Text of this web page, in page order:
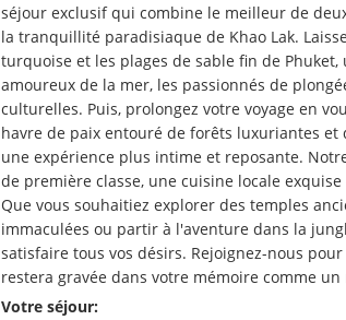
séjour exclusif qui combine le meilleur de
la tranquillité paradisiaque de Khao Lak.
turquoise et les plages de sable fin de
amoureux de la mer, les passionnés de
culturelles. Puis, prolongez votre voyage en
havre de paix entouré de forêts luxuriantes
une expérience plus intime et reposante.
de première classe, une cuisine locale
Que vous souhaitiez explorer des temples
immaculées ou partir à l'aventure dans la
satisfaire tous vos désirs. Rejoignez-nous
restera gravée dans votre mémoire comme
Votre séjour: